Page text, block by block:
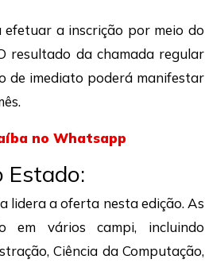
a inscrição por meio do
resultado da chamada regular
de imediato poderá manifestar
no Whatsapp
Estado:
lidera a oferta nesta edição. As
em vários campi, incluindo
Ciência da Computação,